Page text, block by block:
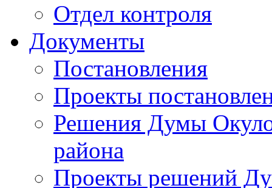
Отдел контроля
Документы
Постановления
Проекты
Решения Думы
района
Проекты решений